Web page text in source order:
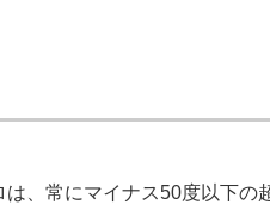
、常にマイナス50度以下の